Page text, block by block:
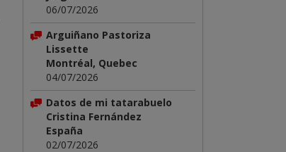
06/07/2026
Arguiñano Pastoriza
Lissette
Montréal, Quebec
04/07/2026
Datos de mi tatarabuelo
Cristina Fernández
España
02/07/2026